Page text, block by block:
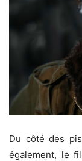
Du côté des
également, le